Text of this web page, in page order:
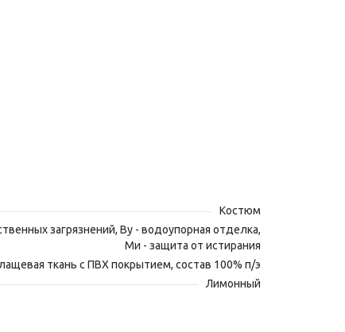
Костюм
загрязнений, Ву - водоупорная отделка,
Ми - защита от истирания
ткань с ПВХ покрытием, состав 100% п/э
Лимонный